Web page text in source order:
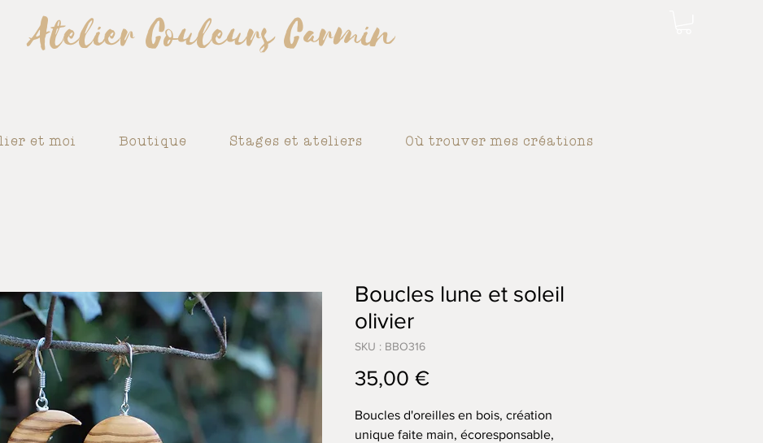
Atelier Couleurs Carmin
et moi Boutique Stages et ateliers Où trouver mes créations
Boucles lune et soleil
olivier
SKU : BBO316
35,00 €Prix
Boucles d'oreilles en bois, création
unique faite main, écoresponsable,